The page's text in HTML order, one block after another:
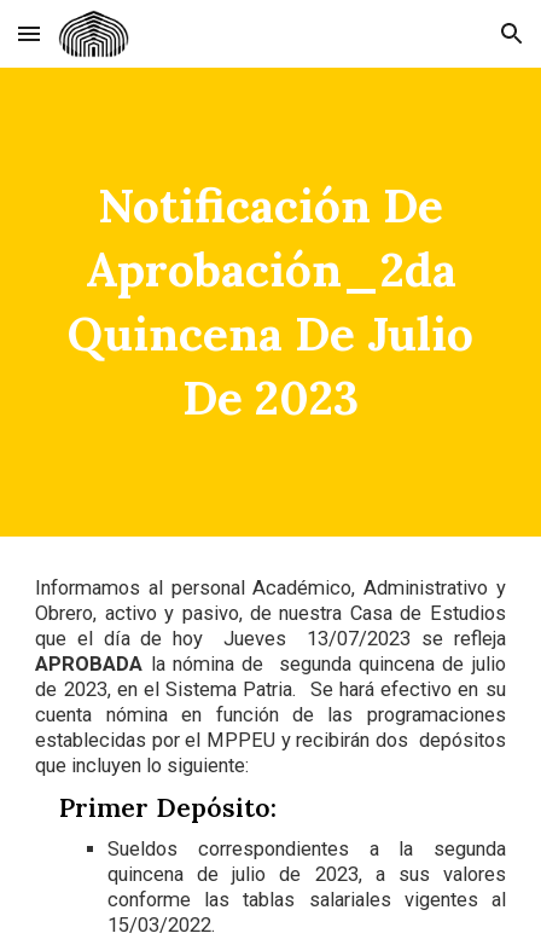
Skip to main content Skip to navigation
Notificación De
Aprobación_2da
Quincena De Julio
De 2023
Informamos al personal Académico, Administrativo y
Obrero, activo y pasivo, de nuestra Casa de Estudios
que el día de hoy Jueves 13/07/2023 se refleja
APROBADA la nómina de segunda quincena de julio
de 2023, en el Sistema Patria. Se hará efectivo en su
cuenta nómina en función de las programaciones
establecidas por el MPPEU y recibirán dos depósitos
que incluyen lo siguiente:
Primer Depósito:
Sueldos correspondientes a la segunda
quincena de julio de 2023, a sus valores
conforme las tablas salariales vigentes al
15/03/2022.